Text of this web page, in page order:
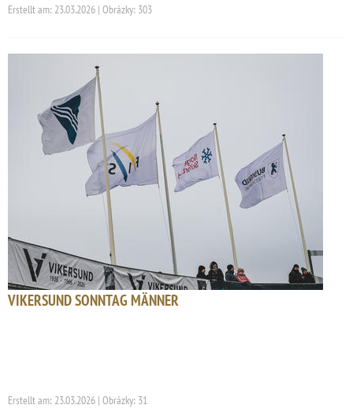
Erstellt am: 23.03.2026 | Obrázky: 303
VIKERSUND SONNTAG MÄNNER
Erstellt am: 23.03.2026 | Obrázky: 31